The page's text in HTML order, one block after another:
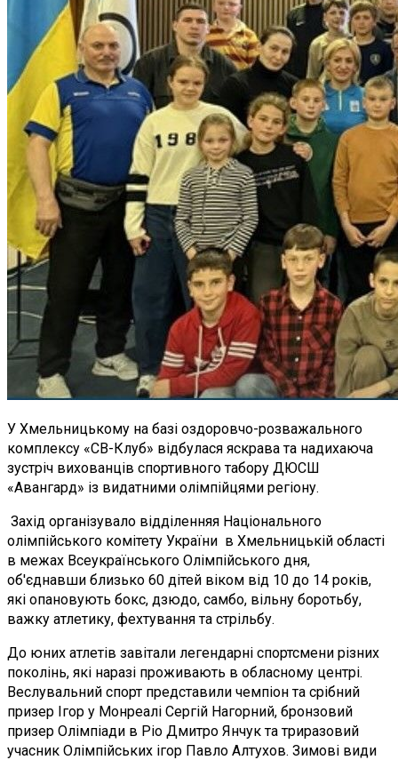
У Хмельницькому на базі оздоровчо-розважального
комплексу «СВ-Клуб» відбулася яскрава та надихаюча
зустріч вихованців спортивного табору ДЮСШ
«Авангард» із видатними олімпійцями регіону.
Захід організувало відділенняя Національного
олімпійського комітету України в Хмельницькій області
в межах Всеукраїнського Олімпійського дня,
об'єднавши близько 60 дітей віком від 10 до 14 років,
які опановують бокс, дзюдо, самбо, вільну боротьбу,
важку атлетику, фехтування та стрільбу.
До юних атлетів завітали легендарні спортсмени різних
поколінь, які наразі проживають в обласному центрі.
Веслувальний спорт представили чемпіон та срібний
призер Ігор у Монреалі Сергій Нагорний, бронзовий
призер Олімпіади в Ріо Дмитро Янчук та триразовий
учасник Олімпійських ігор Павло Алтухов. Зимові види